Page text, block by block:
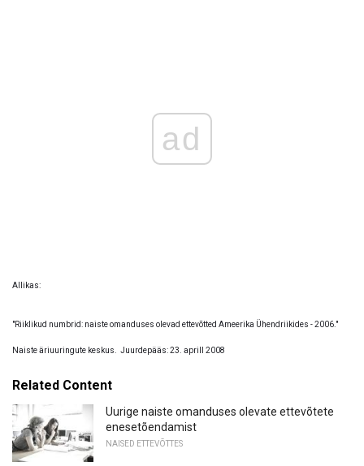
ad
Allikas:
"Riiklikud numbrid: naiste omanduses olevad ettevõtted Ameerika Ühendriikides - 2006."
Naiste äriuuringute keskus. Juurdepääs: 23. aprill 2008
Related Content
Uurige naiste omanduses olevate ettevõtete
enesetõendamist
NAISED ETTEVÕTTES